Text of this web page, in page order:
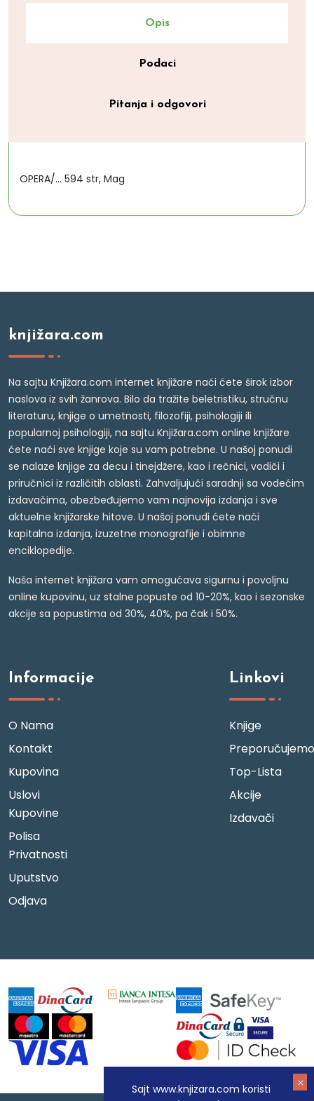
Sajt www.knjizara.com koristi
Opis
Podaci
Pitanja i odgovori
OPERA/... 594 str, Mag
knjižara.com
Na sajtu Knjižara.com internet knjižare naći ćete širok izbor
naslova iz svih žanrova. Bilo da tražite beletristiku, stručnu
literaturu, knjige o umetnosti, filozofiji, psihologiji ili
popularnoj psihologiji, na sajtu Knjižara.com online knjižare
ćete naći sve knjige koje su vam potrebne. U našoj ponudi
se nalaze knjige za decu i tinejdžere, kao i rečnici, vodiči i
priručnici iz različitih oblasti. Zahvaljujući saradnji sa vodećim
izdavačima, obezbeđujemo vam najnovija izdanja i sve
aktuelne knjižarske hitove. U našoj ponudi ćete naći
kapitalna izdanja, izuzetne monografije i obimne
enciklopedije.
Naša internet knjižara vam omogućava sigurnu i povoljnu
online kupovinu, uz stalne popuste od 10-20%, kao i sezonske
akcije sa popustima od 30%, 40%, pa čak i 50%.
Informacije
O Nama
Kontakt
Kupovina
Uslovi
Kupovine
Polisa
Privatnosti
Uputstvo
Odjava
Linkovi
Knjige
Preporučujemo
Top-Lista
Akcije
Izdavači